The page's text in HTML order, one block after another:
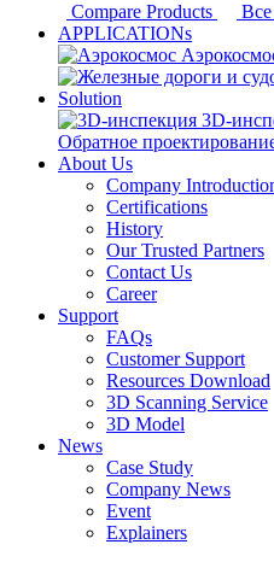
Compare Products
APPLICATIONs
Solution
3D-
Обратное
About Us
Company
Certifications
History
Our Trusted Partners
Contact Us
Career
Support
FAQs
Customer Support
Resources Download
3D Scanning Service
3D Model
News
Case Study
Company News
Event
Explainers